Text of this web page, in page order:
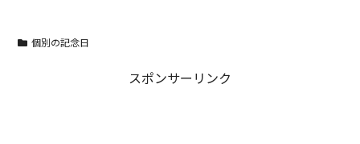
個別の記念日
スポンサーリンク